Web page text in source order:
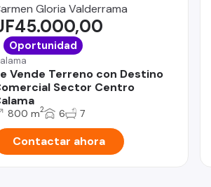
Gloria Valderrama
Vende Terreno con Destino
Sector Centro
Oportunidad
800 m2 6 7
Contactar ahora